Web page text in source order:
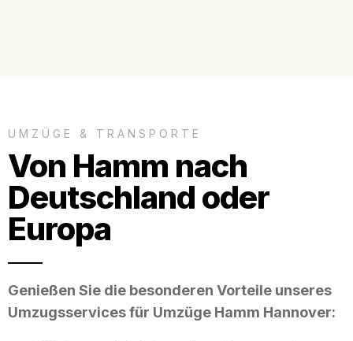
UMZÜGE & TRANSPORTE
Von Hamm nach
Deutschland oder
Europa
Genießen Sie die besonderen Vorteile unseres
Umzugsservices für Umzüge Hamm Hannover: